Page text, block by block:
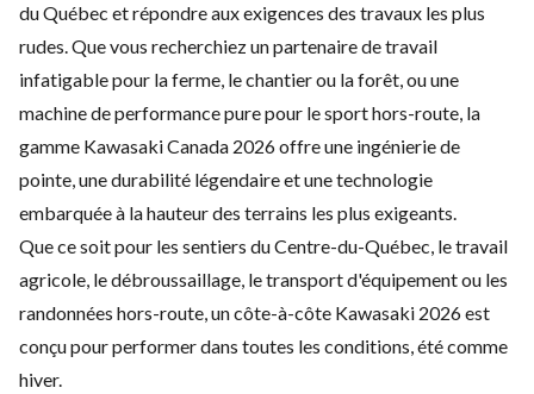
du Québec et répondre aux exigences des travaux les plus
rudes. Que vous recherchiez un partenaire de travail
infatigable pour la ferme, le chantier ou la forêt, ou une
machine de performance pure pour le sport hors-route, la
gamme Kawasaki Canada 2026 offre une ingénierie de
pointe, une durabilité légendaire et une technologie
embarquée à la hauteur des terrains les plus exigeants.
Que ce soit pour les sentiers du Centre-du-Québec, le travail
agricole, le débroussaillage, le transport d'équipement ou les
randonnées hors-route, un côte-à-côte Kawasaki 2026 est
conçu pour performer dans toutes les conditions, été comme
hiver.